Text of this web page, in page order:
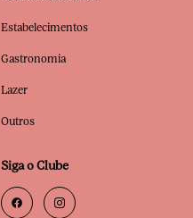
Estabelecimentos
Gastronomia
Lazer
Outros
Siga o Clube